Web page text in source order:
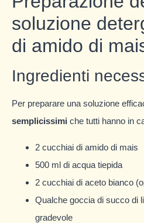
soluzione
di amido di
Ingredienti
Per preparare una soluzione
semplicissimi che tutti hanno in
2 cucchiai di amido di mais
500 ml di acqua tiepida
2 cucchiai di aceto bianco
Qualche goccia di succo di
gradevole